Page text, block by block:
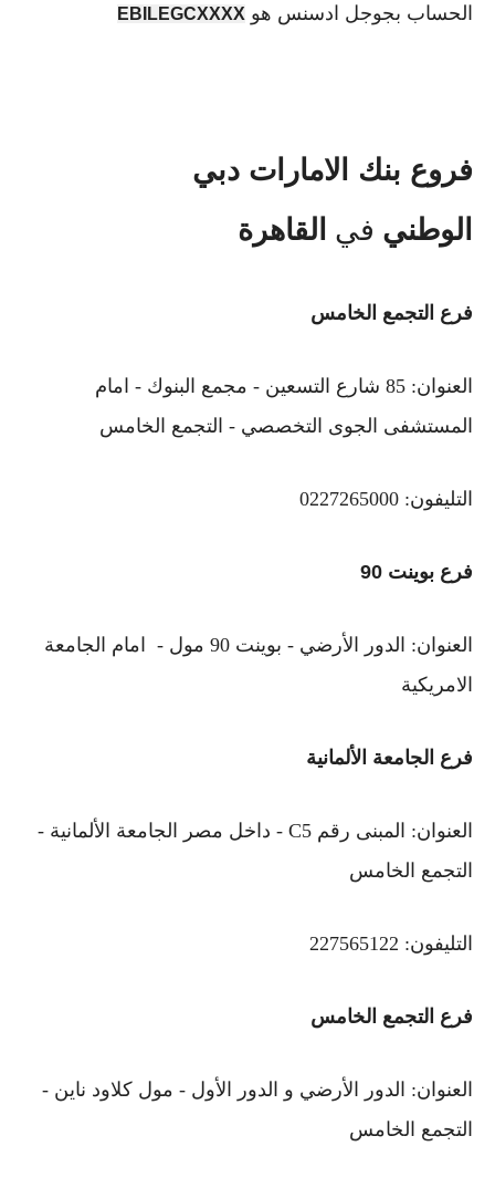
الحساب بجوجل ادسنس هو EBILEGCXXXX
فروع بنك الامارات دبي
الوطني في القاهرة
فرع التجمع الخامس
العنوان: 85 شارع التسعين - مجمع البنوك - امام
المستشفى الجوى التخصصي - التجمع الخامس
التليفون: 0227265000
فرع بوينت 90
العنوان: الدور الأرضي - بوينت 90 مول - امام الجامعة
الامريكية
فرع الجامعة الألمانية
العنوان: المبنى رقم C5 - داخل مصر الجامعة الألمانية -
التجمع الخامس
التليفون: 227565122
فرع التجمع الخامس
العنوان: الدور الأرضي و الدور الأول - مول كلاود ناين -
التجمع الخامس